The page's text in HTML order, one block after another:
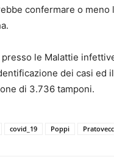
confermare o
le Malattie
dei casi
di 3.736 tamponi.
covid_19 Poppi